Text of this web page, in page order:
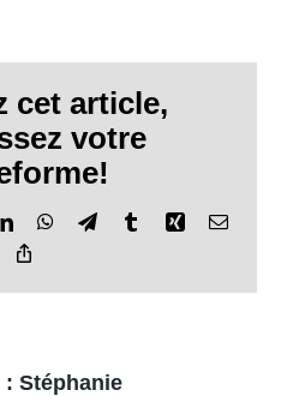
cet article,
votre
LinkedInWhatsApp
TelegramTumblrXing Email
: Stéphanie